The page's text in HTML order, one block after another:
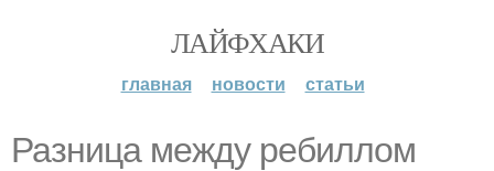
ЛАЙФХАКИ
главная новости статьи
Разница между ребиллом